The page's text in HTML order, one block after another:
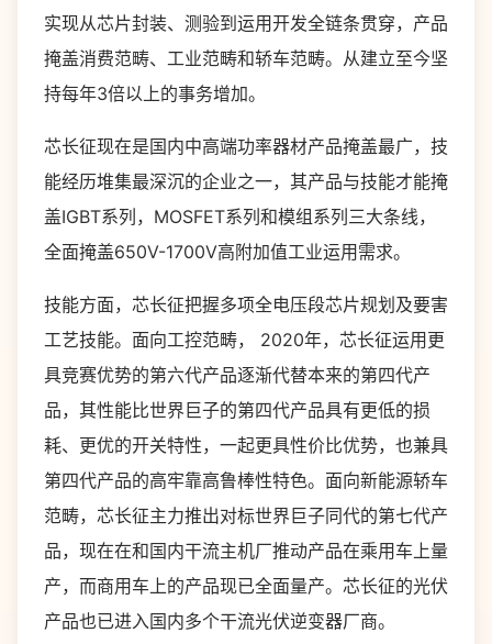
实现从芯片封装、测验到运用开发全链条贯穿，产品
掩盖消费范畴、工业范畴和轿车范畴。从建立至今坚
持每年3倍以上的事务增加。
芯长征现在是国内中高端功率器材产品掩盖最广，技
能经历堆集最深沉的企业之一，其产品与技能才能掩
盖IGBT系列，MOSFET系列和模组系列三大条线，
全面掩盖650V-1700V高附加值工业运用需求。
技能方面，芯长征把握多项全电压段芯片规划及要害
工艺技能。面向工控范畴， 2020年，芯长征运用更
具竞赛优势的第六代产品逐渐代替本来的第四代产
品，其性能比世界巨子的第四代产品具有更低的损
耗、更优的开关特性，一起更具性价比优势，也兼具
第四代产品的高牢靠高鲁棒性特色。面向新能源轿车
范畴，芯长征主力推出对标世界巨子同代的第七代产
品，现在在和国内干流主机厂推动产品在乘用车上量
产，而商用车上的产品现已全面量产。芯长征的光伏
产品也已进入国内多个干流光伏逆变器厂商。